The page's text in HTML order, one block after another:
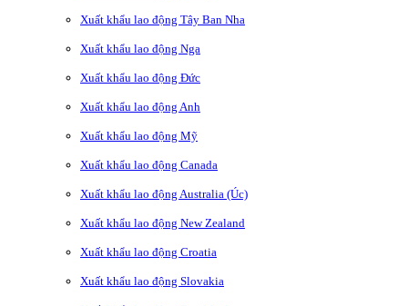
Xuất khẩu lao động Tây Ban Nha
Xuất khẩu lao động Nga
Xuất khẩu lao động Đức
Xuất khẩu lao động Anh
Xuất khẩu lao động Mỹ
Xuất khẩu lao động Canada
Xuất khẩu lao động Australia (Úc)
Xuất khẩu lao động New Zealand
Xuất khẩu lao động Croatia
Xuất khẩu lao động Slovakia